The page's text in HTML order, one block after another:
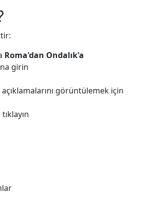
Roma'dan Ondalık'a
girin
görüntülemek için